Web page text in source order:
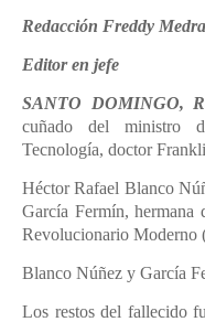
Redacción Freddy
Editor en jefe
SANTO DOMINGO,
cuñado del ministro
Tecnología, doctor
Héctor Rafael Blanco
García Fermín,
Revolucionario Moderno
Blanco Núñez y García
Los restos del fallecido